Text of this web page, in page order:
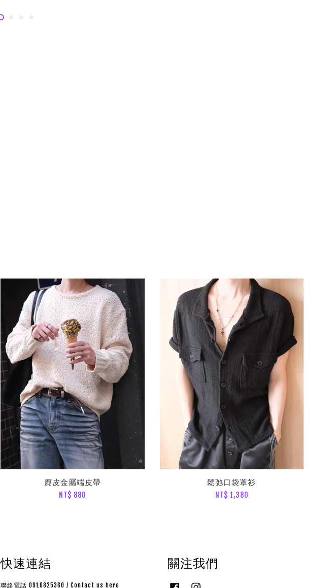
麂皮金屬端皮帶
NT$ 880
鬆弛口袋罩衫
NT$ 1,380
快速連結
聯絡電話 0916825360 / Contact us here
關注我們
Facebook